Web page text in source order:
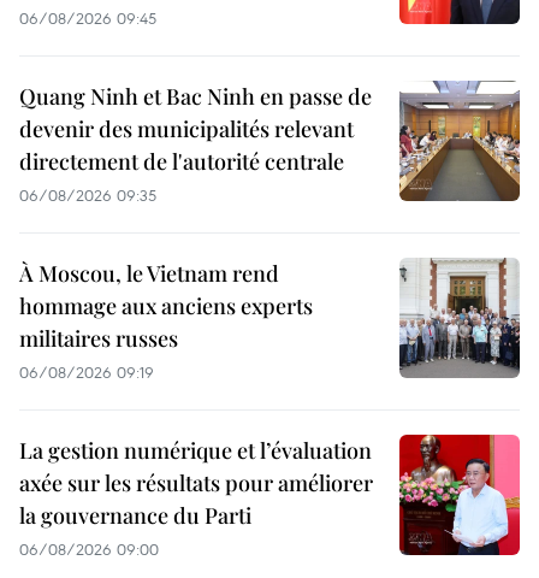
06/08/2026 09:45
Quang Ninh et Bac Ninh en passe de
devenir des municipalités relevant
directement de l'autorité centrale
06/08/2026 09:35
À Moscou, le Vietnam rend
hommage aux anciens experts
militaires russes
06/08/2026 09:19
La gestion numérique et l’évaluation
axée sur les résultats pour améliorer
la gouvernance du Parti
06/08/2026 09:00